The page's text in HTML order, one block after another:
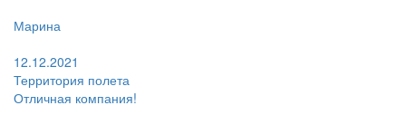
Марина
12.12.2021
Территория полета
Отличная компания!